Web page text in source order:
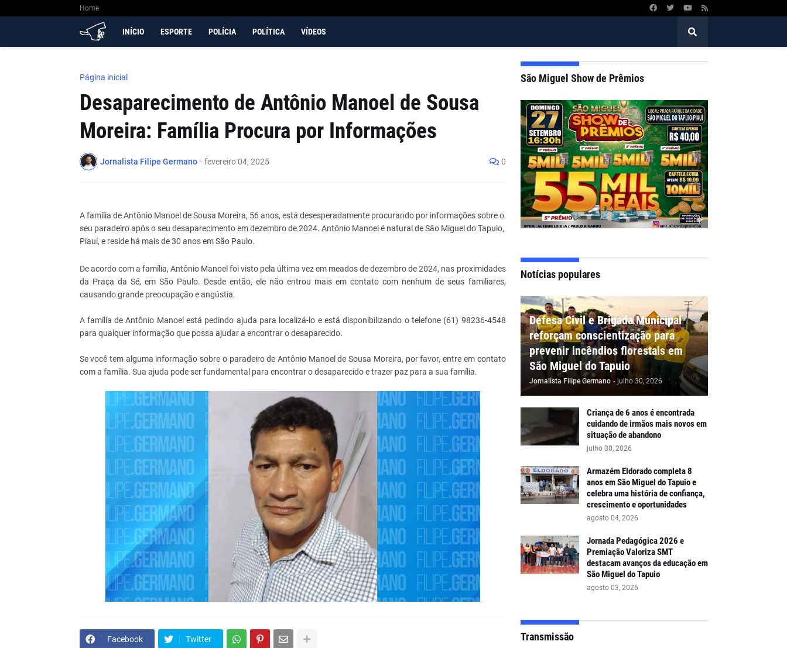
Home
INÍCIO ESPORTE POLÍCIA POLÍTICA VÍDEOS
Página inicial
Desaparecimento de Antônio Manoel de Sousa
Moreira: Família Procura por Informações
Jornalista Filipe Germano - fevereiro 04, 2025 0
A família de Antônio Manoel de Sousa Moreira, 56 anos, está desesperadamente procurando por informações sobre o
seu paradeiro após o seu desaparecimento em dezembro de 2024. Antônio Manoel é natural de São Miguel do Tapuio,
Piauí, e reside há mais de 30 anos em São Paulo.
De acordo com a família, Antônio Manoel foi visto pela última vez em meados de dezembro de 2024, nas proximidades
da Praça da Sé, em São Paulo. Desde então, ele não entrou mais em contato com nenhum de seus familiares,
causando grande preocupação e angústia.
A família de Antônio Manoel está pedindo ajuda para localizá-lo e está disponibilizando o telefone (61) 98236-4548
para qualquer informação que possa ajudar a encontrar o desaparecido.
Se você tem alguma informação sobre o paradeiro de Antônio Manoel de Sousa Moreira, por favor, entre em contato
com a família. Sua ajuda pode ser fundamental para encontrar o desaparecido e trazer paz para a sua família.
Facebook Twitter
São Miguel Show de Prêmios
Notícias populares
Defesa Civil e Brigada Municipal
reforçam conscientização para
prevenir incêndios florestais em
São Miguel do Tapuio
Jornalista Filipe Germano - julho 30, 2026
Criança de 6 anos é encontrada
cuidando de irmãos mais novos em
situação de abandono
julho 30, 2026
Armazém Eldorado completa 8
anos em São Miguel do Tapuio e
celebra uma história de confiança,
crescimento e oportunidades
agosto 04, 2026
Jornada Pedagógica 2026 e
Premiação Valoriza SMT
destacam avanços da educação em
São Miguel do Tapuio
agosto 03, 2026
Transmissão